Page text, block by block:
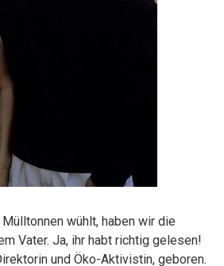
wühlt, haben wir die
Vater. Ja, ihr habt richtig gelesen!
und Öko-Aktivistin, geboren.